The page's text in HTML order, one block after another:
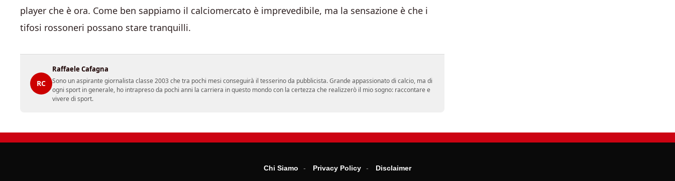
player che è ora. Come ben sappiamo il calciomercato è imprevedibile, ma la sensazione è che i
tifosi rossoneri possano stare tranquilli.
RC
Raffaele Cafagna
Sono un aspirante giornalista classe 2003 che tra pochi mesi conseguirà il tesserino da pubblicista. Grande appassionato di calcio, ma di
ogni sport in generale, ho intrapreso da pochi anni la carriera in questo mondo con la certezza che realizzerò il mio sogno: raccontare e
vivere di sport.
Chi Siamo Privacy Policy Disclaimer